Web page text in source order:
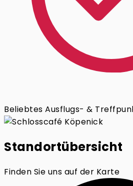
Beliebtes Ausflugs- &
Standortübersicht
Finden Sie uns auf der Karte